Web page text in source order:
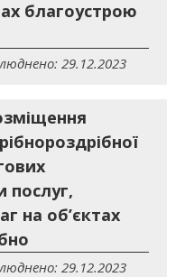
благоустрою
29.12.2023
послуг,
на об’єктах
29.12.2023